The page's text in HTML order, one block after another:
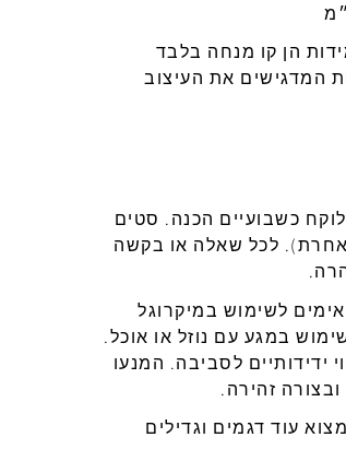
הן קו מנחה בלבד
המדגישים את העיצוב
כשבועיים הכנה. סטים
אחרת). לכל שאלה או בקשה
לשימוש במיקרוגל
במגע עם נוזל או אוכל.
ידידותיים לסביבה. המנעו
ובצורה זהירה.
עוד דגמים וגדילים